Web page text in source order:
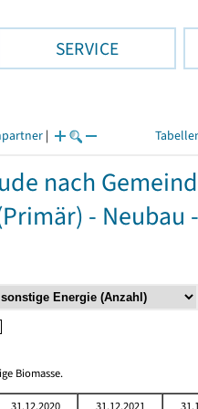
SERVICE
|
nach
- Neubau
Biomasse.
31.12.2020 31.12.2021